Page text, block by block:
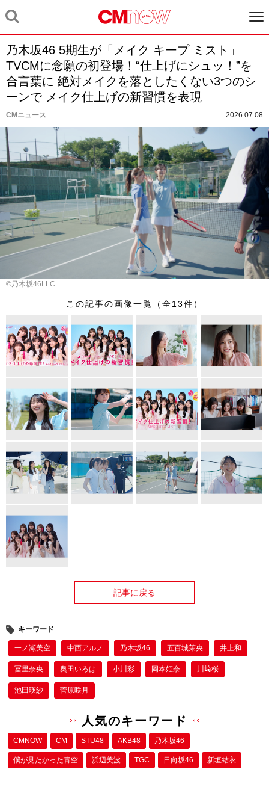
乃木坂46 5期生が「メイク キープ ミスト」
TVCMに念願の初登場！“仕上げにシュッ！”を
合言葉に 絶対メイクを落としたくない3つのシ
ーンで メイク仕上げの新習慣を表現
CMニュース 2026.07.08
©乃木坂46LLC
この記事の画像一覧（全13件）
記事に戻る
キーワード
一ノ瀬美空 中西アルノ 乃木坂46 五百城茉央 井上和
冨里奈央 奥田いろは 小川彩 岡本姫奈 川﨑桜
池田瑛紗 菅原咲月
人気のキーワード
CMNOW CM STU48 AKB48 乃木坂46
僕が⾒たかった⻘空 浜辺美波 TGC 日向坂46 新垣結衣